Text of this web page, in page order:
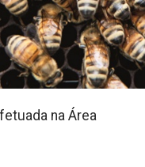
na Área